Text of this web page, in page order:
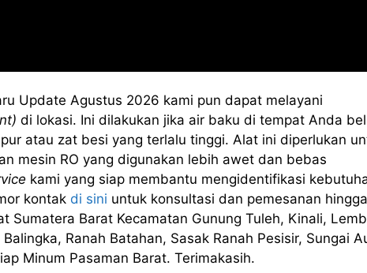
Update Agustus 2026 kami pun dapat melayani
di lokasi. Ini dilakukan jika air baku di tempat Anda
atau zat besi yang terlalu tinggi. Alat ini diperlukan
mesin RO yang digunakan lebih awet dan bebas
kami yang siap membantu mengidentifikasi
kontak di sini untuk konsultasi dan pemesanan hingga
Sumatera Barat Kecamatan Gunung Tuleh, Kinali,
Ranah Batahan, Sasak Ranah Pesisir, Sungai
Minum Pasaman Barat. Terimakasih.